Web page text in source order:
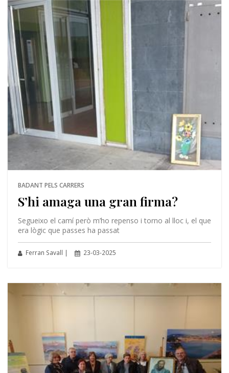
BADANT PELS CARRERS
S’hi amaga una gran firma?
Segueixo el camí però m’ho repenso i torno al lloc i, el que
era lògic que passes ha passat
Ferran Savall | 23-03-2025